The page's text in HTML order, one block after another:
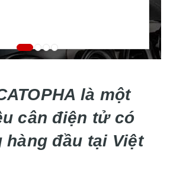
là một
cân điện tử có
đầu tại Việt